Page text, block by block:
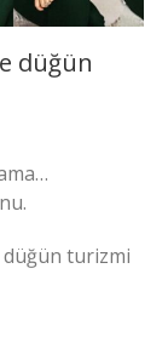
düğün
turizmi